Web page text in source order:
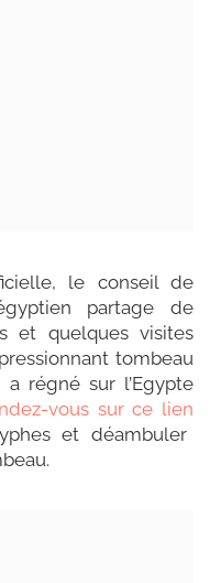
le conseil de
partage de
et quelques visites
tombeau
régné sur l’Egypte
vous sur ce lien
et déambuler